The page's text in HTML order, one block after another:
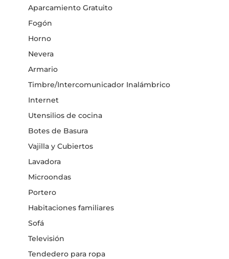
Aparcamiento Gratuito
Fogón
Horno
Nevera
Armario
Timbre/Intercomunicador Inalámbrico
Internet
Utensilios de cocina
Botes de Basura
Vajilla y Cubiertos
Lavadora
Microondas
Portero
Habitaciones familiares
Sofá
Televisión
Tendedero para ropa